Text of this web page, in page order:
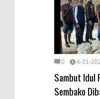
0 4-21-
Sambut Idul
Sembako